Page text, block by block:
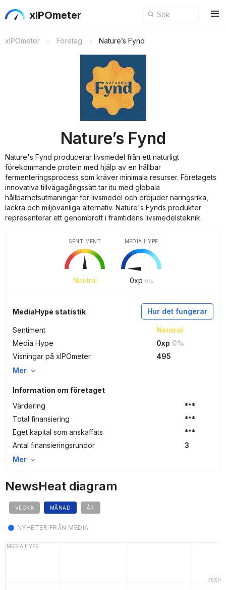
xIPOmeter
xIPOmeter Företag Nature’s Fynd
Nature’s Fynd
Nature's Fynd producerar livsmedel från ett naturligt
förekommande protein med hjälp av en hållbar
fermenteringsprocess som kräver minimala resurser. Företagets
innovativa tillvägagångssätt tar itu med globala
hållbarhetsutmaningar för livsmedel och erbjuder näringsrika,
läckra och miljövänliga alternativ. Nature's Fynds produkter
representerar ett genombrott i framtidens livsmedelsteknik.
Neutral
SENTIMENT
0xp 0%
MEDIA HYPE
Hur det fungerar
MediaHype statistik
Sentiment
Neutral
Media Hype
0xp 0%
Visningar på xIPOmeter
495
Mer
Information om företaget
Värdering
***
Total finansiering
***
Eget kapital som anskaffats
***
Antal finansieringsrundor
3
Mer
NewsHeat diagram
VECKA MÅNAD ÅR
NYHETER FRÅN MEDIA